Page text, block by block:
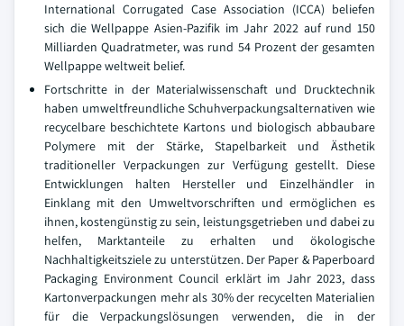
International Corrugated Case Association (ICCA) beliefen
sich die Wellpappe Asien-Pazifik im Jahr 2022 auf rund 150
Milliarden Quadratmeter, was rund 54 Prozent der gesamten
Wellpappe weltweit belief.
Fortschritte in der Materialwissenschaft und Drucktechnik
haben umweltfreundliche Schuhverpackungsalternativen wie
recycelbare beschichtete Kartons und biologisch abbaubare
Polymere mit der Stärke, Stapelbarkeit und Ästhetik
traditioneller Verpackungen zur Verfügung gestellt. Diese
Entwicklungen halten Hersteller und Einzelhändler in
Einklang mit den Umweltvorschriften und ermöglichen es
ihnen, kostengünstig zu sein, leistungsgetrieben und dabei zu
helfen, Marktanteile zu erhalten und ökologische
Nachhaltigkeitsziele zu unterstützen. Der Paper & Paperboard
Packaging Environment Council erklärt im Jahr 2023, dass
Kartonverpackungen mehr als 30% der recycelten Materialien
für die Verpackungslösungen verwenden, die in der